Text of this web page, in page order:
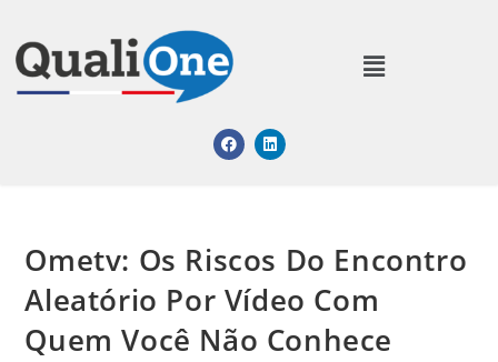
Ometv: Os Riscos Do Encontro
Aleatório Por Vídeo Com
Quem Você Não Conhece